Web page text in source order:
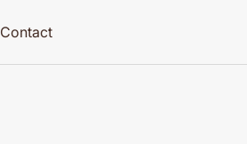
Contact